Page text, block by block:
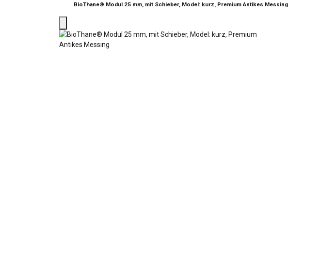
BioThane® Modul 25 mm, mit Schieber, Model: kurz, Premium Antikes Messing